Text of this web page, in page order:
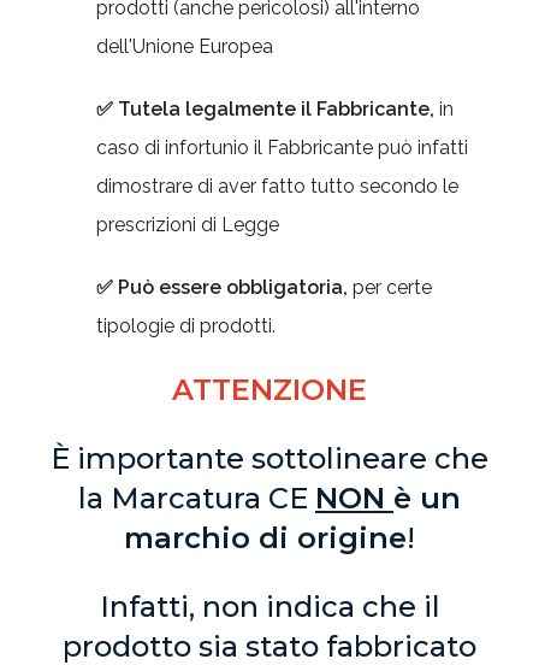
prodotti (anche pericolosi) all'interno
dell'Unione Europea
✅ Tutela legalmente il Fabbricante, in
caso di infortunio il Fabbricante può infatti
dimostrare di aver fatto tutto secondo le
prescrizioni di Legge
✅ Può essere obbligatoria, per certe
tipologie di prodotti.
ATTENZIONE
È importante sottolineare che
la Marcatura CE NON è un
marchio di origine!
Infatti, non indica che il
prodotto sia stato fabbricato